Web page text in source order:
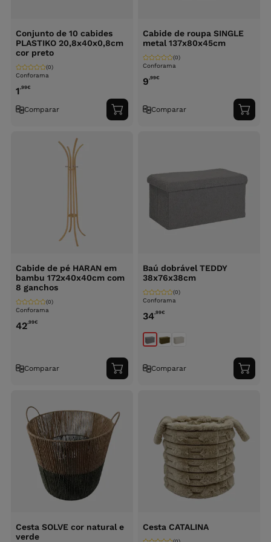
Conjunto de 10 cabides
PLASTIKO 20,8x40x0,8cm
cor preto
Conforama
(0)
1,99€
Comparar
Adicionar
ao
Cabide de roupa SINGLE
metal 137x80x45cm
Conforama
(0)
9,99€
Comparar
ao
Cabide de pé HARAN em
bambu 172x40x40cm com
8 ganchos
Conforama
(0)
42,99€
Comparar
Adicionar
ao
Baú dobrável TEDDY
38x76x38cm
Conforama
(0)
34,99€
Comparar
ao
Cesta SOLVE cor natural e
verde
Cesta CATALINA